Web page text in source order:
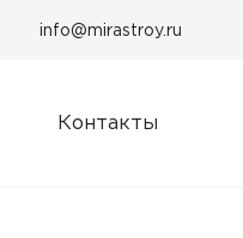
info@mirastroy.ru
Контакты